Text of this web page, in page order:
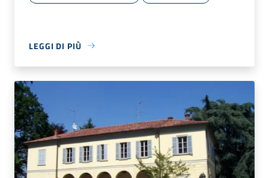
LEGGI DI PIÙ